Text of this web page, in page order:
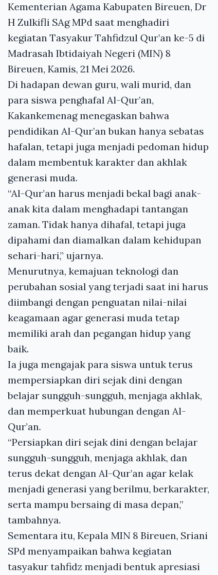
Kementerian Agama Kabupaten Bireuen, Dr
H Zulkifli SAg MPd saat menghadiri
kegiatan Tasyakur Tahfidzul Qur’an ke-5 di
Madrasah Ibtidaiyah Negeri (MIN) 8
Bireuen, Kamis, 21 Mei 2026.
Di hadapan dewan guru, wali murid, dan
para siswa penghafal Al-Qur’an,
Kakankemenag menegaskan bahwa
pendidikan Al-Qur’an bukan hanya sebatas
hafalan, tetapi juga menjadi pedoman hidup
dalam membentuk karakter dan akhlak
generasi muda.
“Al-Qur’an harus menjadi bekal bagi anak-
anak kita dalam menghadapi tantangan
zaman. Tidak hanya dihafal, tetapi juga
dipahami dan diamalkan dalam kehidupan
sehari-hari,” ujarnya.
Menurutnya, kemajuan teknologi dan
perubahan sosial yang terjadi saat ini harus
diimbangi dengan penguatan nilai-nilai
keagamaan agar generasi muda tetap
memiliki arah dan pegangan hidup yang
baik.
Ia juga mengajak para siswa untuk terus
mempersiapkan diri sejak dini dengan
belajar sungguh-sungguh, menjaga akhlak,
dan memperkuat hubungan dengan Al-
Qur’an.
“Persiapkan diri sejak dini dengan belajar
sungguh-sungguh, menjaga akhlak, dan
terus dekat dengan Al-Qur’an agar kelak
menjadi generasi yang berilmu, berkarakter,
serta mampu bersaing di masa depan,”
tambahnya.
Sementara itu, Kepala MIN 8 Bireuen, Sriani
SPd menyampaikan bahwa kegiatan
tasyakur tahfidz menjadi bentuk apresiasi